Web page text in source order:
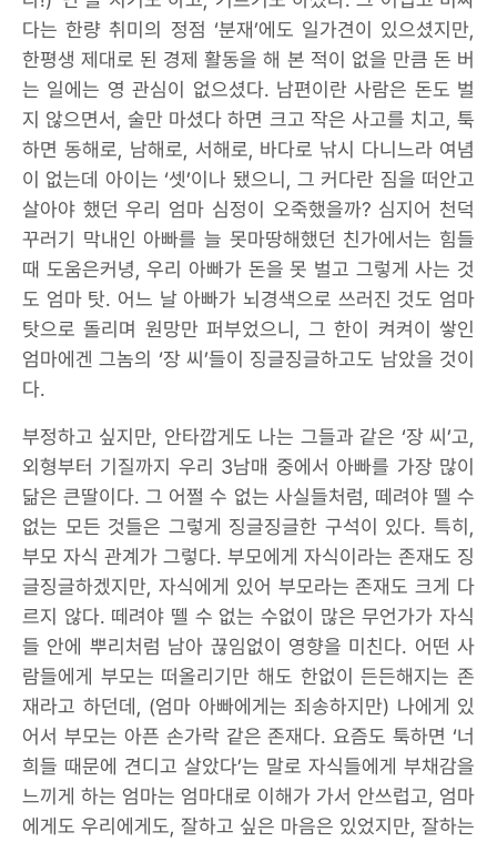
다는 한량 취미의 정점 ‘분재’에도 일가견이 있으셨지만,
한평생 제대로 된 경제 활동을 해 본 적이 없을 만큼 돈 버
는 일에는 영 관심이 없으셨다. 남편이란 사람은 돈도 벌
지 않으면서, 술만 마셨다 하면 크고 작은 사고를 치고, 툭
하면 동해로, 남해로, 서해로, 바다로 낚시 다니느라 여념
이 없는데 아이는 ‘셋’이나 됐으니, 그 커다란 짐을 떠안고
살아야 했던 우리 엄마 심정이 오죽했을까? 심지어 천덕
꾸러기 막내인 아빠를 늘 못마땅해했던 친가에서는 힘들
때 도움은커녕, 우리 아빠가 돈을 못 벌고 그렇게 사는 것
도 엄마 탓. 어느 날 아빠가 뇌경색으로 쓰러진 것도 엄마
탓으로 돌리며 원망만 퍼부었으니, 그 한이 켜켜이 쌓인
엄마에겐 그놈의 ‘장 씨’들이 징글징글하고도 남았을 것이
다.
부정하고 싶지만, 안타깝게도 나는 그들과 같은 ‘장 씨’고,
외형부터 기질까지 우리 3남매 중에서 아빠를 가장 많이
닮은 큰딸이다. 그 어쩔 수 없는 사실들처럼, 떼려야 뗄 수
없는 모든 것들은 그렇게 징글징글한 구석이 있다. 특히,
부모 자식 관계가 그렇다. 부모에게 자식이라는 존재도 징
글징글하겠지만, 자식에게 있어 부모라는 존재도 크게 다
르지 않다. 떼려야 뗄 수 없는 수없이 많은 무언가가 자식
들 안에 뿌리처럼 남아 끊임없이 영향을 미친다. 어떤 사
람들에게 부모는 떠올리기만 해도 한없이 든든해지는 존
재라고 하던데, (엄마 아빠에게는 죄송하지만) 나에게 있
어서 부모는 아픈 손가락 같은 존재다. 요즘도 툭하면 ‘너
희들 때문에 견디고 살았다’는 말로 자식들에게 부채감을
느끼게 하는 엄마는 엄마대로 이해가 가서 안쓰럽고, 엄마
에게도 우리에게도, 잘하고 싶은 마음은 있었지만, 잘하는